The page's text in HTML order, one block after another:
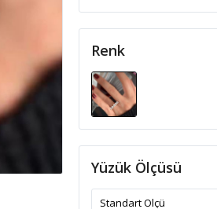
Renk
Yüzük Ölçüsü